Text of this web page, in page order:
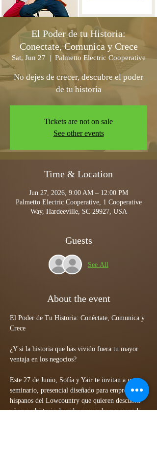
El Poder de tu Historia:
Conectate, Comunica y Crece
Sat, Jun 27
  |
Palmetto Electric Cooperative
No dejes de crecer, descubre el poder
de tu historia
Tickets are not on sale
See other events
Time & Location
Jun 27, 2026, 9:00 AM – 12:00 PM
Palmetto Electric Cooperative, 1 Cooperative
Way, Hardeeville, SC 29927, USA
Guests
See All
About the event
El Poder de Tu Historia: Conéctate, Comunica y
Crece
¿Y si la historia que has vivido fuera tu mayor
ventaja en los negocios?
Este 27 de Junio, Sofía y Yair te invitan a un
seminario, presencial diseñado para empresarios
hispanos del Lowcountry que quieren descubrir
cómo su historia de vida no es solo un recuerdo